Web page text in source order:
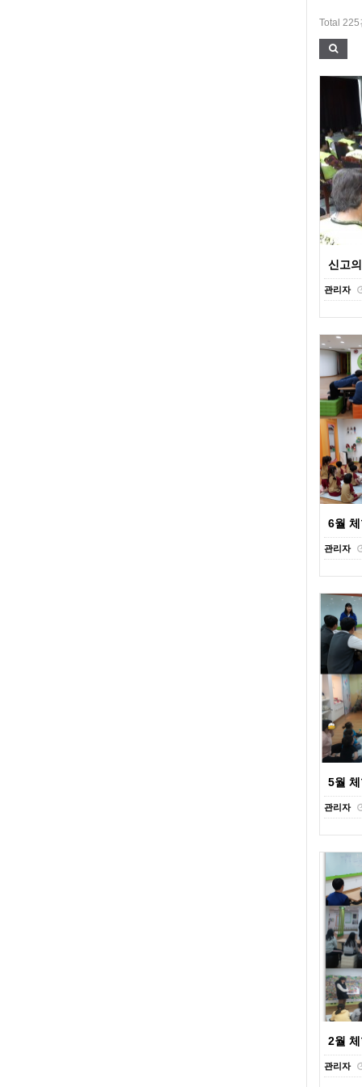
Total 225
신고
관리자
6월
관리자
5월
관리자
2월
관리자